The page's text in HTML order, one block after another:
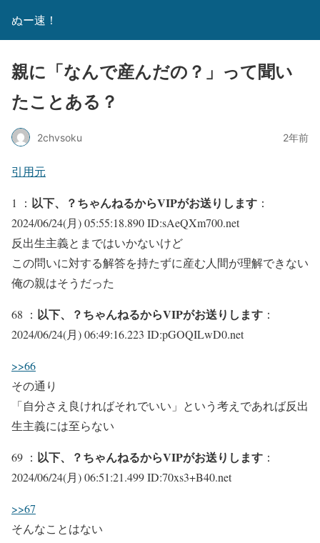
ぬー速！
親に「なんで産んだの？」って聞い
たことある？
2chvsoku 2年前
引用元
1 ： 以下、？ちゃんねるからVIPがお送りします ：
2024/06/24(月) 05:55:18.890 ID:sAeQXm700.net
反出生主義とまではいかないけど
この問いに対する解答を持たずに産む人間が理解できない
俺の親はそうだった
68 ： 以下、？ちゃんねるからVIPがお送りします ：
2024/06/24(月) 06:49:16.223 ID:pGOQILwD0.net
>>66
その通り
「自分さえ良ければそれでいい」という考えであれば反出
生主義には至らない
69 ： 以下、？ちゃんねるからVIPがお送りします ：
2024/06/24(月) 06:51:21.499 ID:70xs3+B40.net
>>67
そんなことはない